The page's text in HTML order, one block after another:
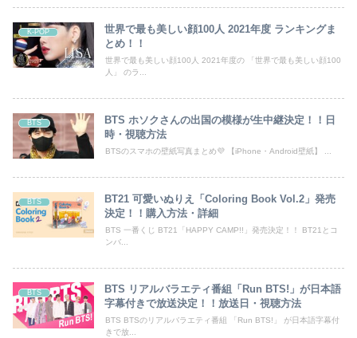
K-POP
世界で最も美しい顔100人 2021年度 ランキングま
とめ！！
世界で最も美しい顔100人 2021年度の 「世界で最も美しい顔100
人」 のラ...
BTS
BTS ホソクさんの出国の模様が生中継決定！！日
時・視聴方法
BTSのスマホの壁紙写真まとめ💜 【iPhone・Android壁紙】 ...
BTS
BT21 可愛いぬりえ「Coloring Book Vol.2」発売
決定！！購入方法・詳細
BTS 一番くじ BT21「HAPPY CAMP!!」発売決定！！ BT21とコ
ンバ...
BTS
BTS リアルバラエティ番組「Run BTS!」が日本語
字幕付きで放送決定！！放送日・視聴方法
BTS BTSのリアルバラエティ番組 「Run BTS!」 が日本語字幕付
きで放...